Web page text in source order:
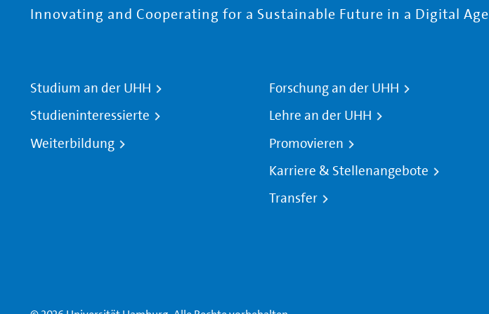
Innovating and Cooperating for a Sustainable Future in a Digital Age
Studium an der UHH
Studieninteressierte
Weiterbildung
Forschung an der UHH
Lehre an der UHH
Promovieren
Karriere & Stellenangebote
Transfer